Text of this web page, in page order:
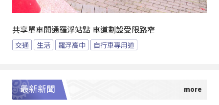
共享單車開通羅浮站點 車道劃設受限路窄
交通 生活 羅浮高中 自行車專用道
最新新聞